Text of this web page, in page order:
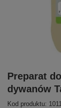
Preparat
dywanów
Kod produktu: